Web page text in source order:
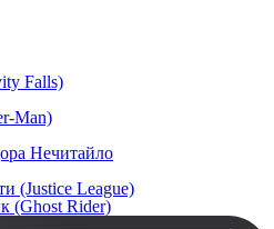
Falls)
Man)
Нечитайло
(Justice League)
(Ghost Rider)